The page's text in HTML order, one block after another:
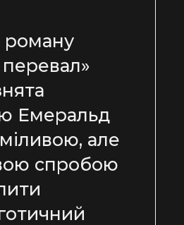
роману
Емеральд
але
спробою